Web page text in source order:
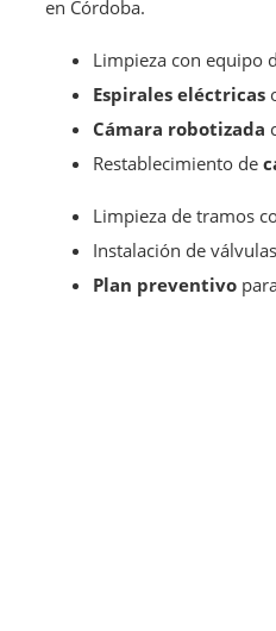
en Córdoba.
Limpieza con equipo
Espirales eléctricas
Cámara robotizada
Restablecimiento de
Limpieza de tramos
Instalación de
Plan preventivo